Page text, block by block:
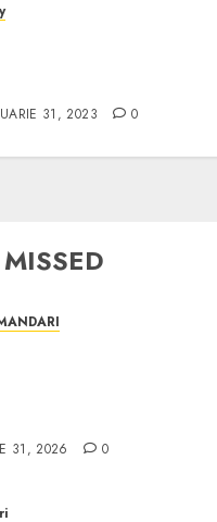
31, 2023 0
31, 2026 0